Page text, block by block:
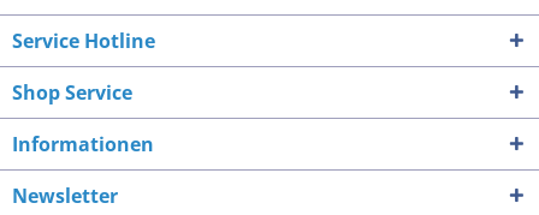
Service Hotline
Shop Service
Informationen
Newsletter